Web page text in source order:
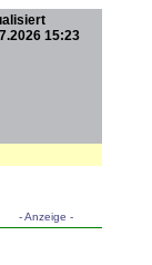
15:23
- Anzeige -